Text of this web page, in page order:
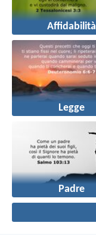
Affidabilità
Legge
Padre